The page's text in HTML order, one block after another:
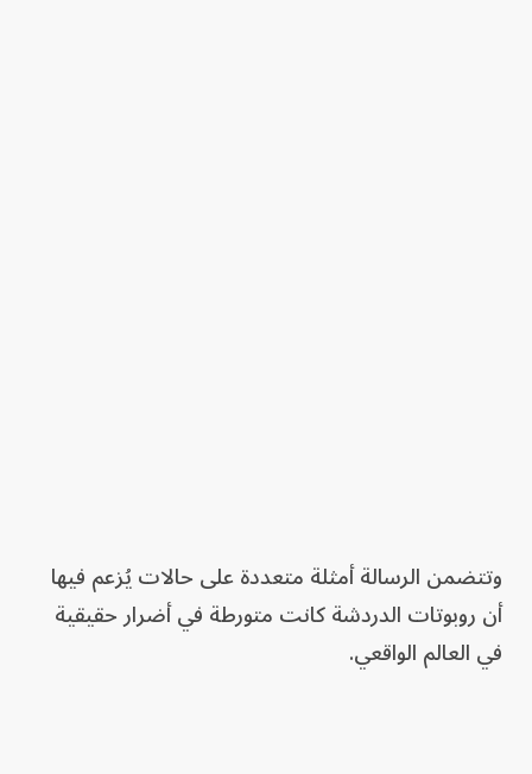
وتتضمن الرسالة أمثلة متعددة على حالات يُزعم فيها
أن روبوتات الدردشة كانت متورطة في أضرار حقيقية
في العالم الواقعي.